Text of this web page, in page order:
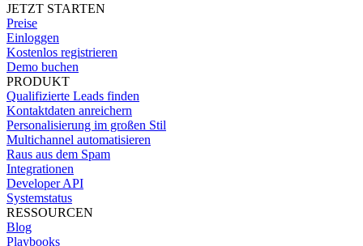
JETZT STARTEN
Preise
Einloggen
Kostenlos registrieren
Demo buchen
PRODUKT
Qualifizierte Leads finden
Kontaktdaten anreichern
Personalisierung im großen Stil
Multichannel automatisieren
Raus aus dem Spam
Integrationen
Developer API
Systemstatus
RESSOURCEN
Blog
Playbooks